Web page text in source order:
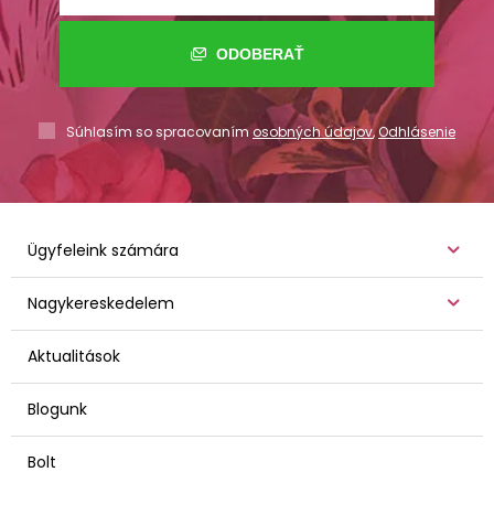
ODOBERAŤ
Súhlasím so spracovaním osobných údajov,Odhlásenie
Ügyfeleink számára
Nagykereskedelem
Aktualitások
Blogunk
Bolt